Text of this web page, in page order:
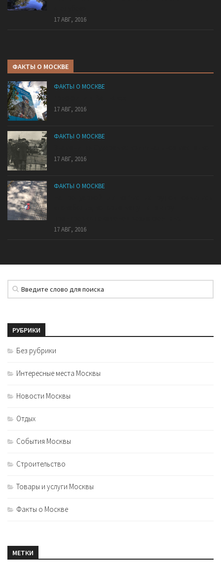
17 АВГ, 2016
ФАКТЫ О МОСКВЕ
ФАКТЫ О МОСКВЕ
17 АВГ, 2016
ФАКТЫ О МОСКВЕ
17 АВГ, 2016
ФАКТЫ О МОСКВЕ
17 АВГ, 2016
РУБРИКИ
Без рубрики
Интересные места Москвы
Новости Москвы
Отдых
События Москвы
Строительство
Товары и услуги Москвы
Факты о Москве
МЕТКИ